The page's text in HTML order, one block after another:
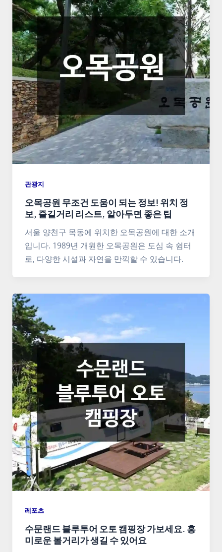
관광지
오목공원 무조건 도움이 되는 정보! 위치 정
보, 즐길거리 리스트, 알아두면 좋은 팁
서울 양천구 목동에 위치한 오목공원에 대한 소개
입니다. 1989년 개원한 오목공원은 도심 속 쉼터
로, 다양한 시설과 자연을 만끽할 수 있습니다.
레포츠
수문랜드 블루투어 오토 캠핑장 가보세요. 흥
미로운 볼거리가 생길 수 있어요